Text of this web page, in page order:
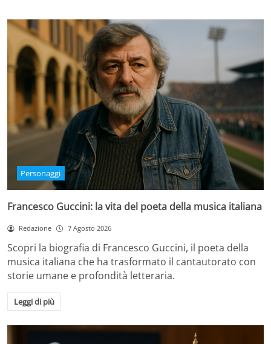
Personaggi
Francesco Guccini: la vita del poeta della musica italiana
Redazione 7 Agosto 2026
Scopri la biografia di Francesco Guccini, il poeta della
musica italiana che ha trasformato il cantautorato con
storie umane e profondità letteraria.
Leggi di più